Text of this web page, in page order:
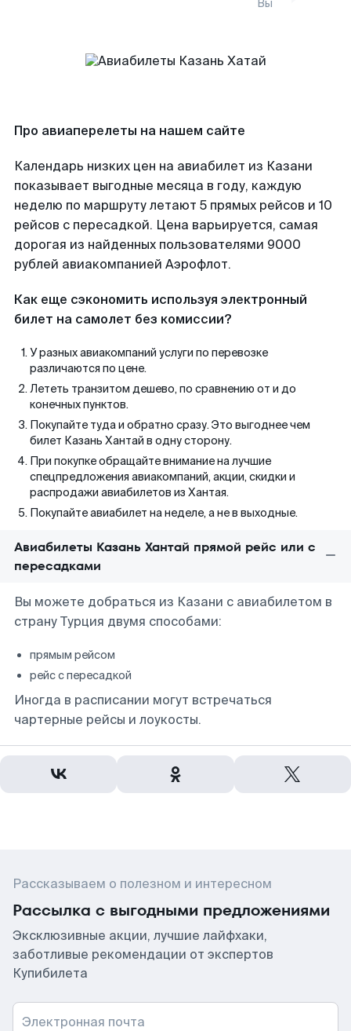
Вы
Про авиаперелеты на нашем сайте
Календарь низких цен на авиабилет из Казани
показывает выгодные месяца в году, каждую
неделю по маршруту летают 5 прямых рейсов и 10
рейсов с пересадкой. Цена варьируется, самая
дорогая из найденных пользователями 9000
рублей авиакомпанией Аэрофлот.
Как еще сэкономить используя электронный
билет на самолет без комиссии?
У разных авиакомпаний услуги по перевозке
различаются по цене.
Лететь транзитом дешево, по сравнению от и до
конечных пунктов.
Покупайте туда и обратно сразу. Это выгоднее чем
билет Казань Хантай в одну сторону.
При покупке обращайте внимание на лучшие
спецпредложения авиакомпаний, акции, скидки и
распродажи авиабилетов из Хантая.
Покупайте авиабилет на неделе, а не в выходные.
Авиабилеты Казань Хантай прямой рейс или с
пересадками
Вы можете добраться из Казани с авиабилетом в
страну Турция двумя способами:
прямым рейсом
рейс с пересадкой
Иногда в расписании могут встречаться
чартерные рейсы и лоукосты.
Рассказываем о полезном и интересном
Рассылка с выгодными предложениями
Эксклюзивные акции, лучшие лайфхаки,
заботливые рекомендации от экспертов
Купибилета
Электронная почта